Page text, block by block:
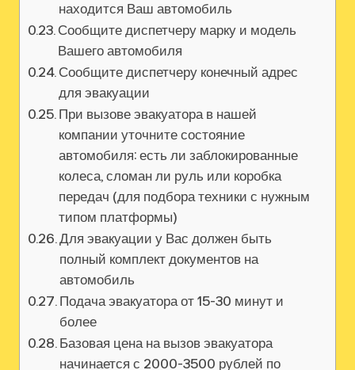
находится Ваш автомобиль
Сообщите диспетчеру марку и модель
Вашего автомобиля
Сообщите диспетчеру конечный адрес
для эвакуации
При вызове эвакуатора в нашей
компании уточните состояние
автомобиля: есть ли заблокированные
колеса, сломан ли руль или коробка
передач (для подбора техники с нужным
типом платформы)
Для эвакуации у Вас должен быть
полный комплект документов на
автомобиль
Подача эвакуатора от 15-30 минут и
более
Базовая цена на вызов эвакуатора
начинается с 2000-3500 рублей по